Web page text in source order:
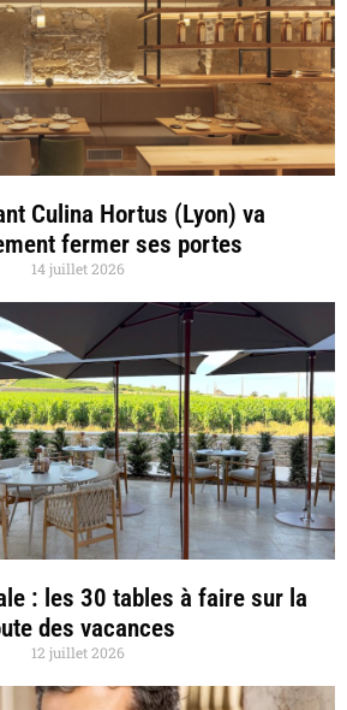
Culina Hortus (Lyon) va
fermer ses portes
14 juillet 2026
: les 30 tables à faire sur la
des vacances
12 juillet 2026